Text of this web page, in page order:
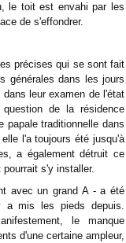
le toit est envahi par les
de s'effondrer.
précises qui se sont fait
générales dans les jours
leur examen de l'état
de la résidence
papale traditionnelle dans
l'a toujours été jusqu'à
a également détruit ce
s'y installer.
avec un grand A - a été
mis les pieds depuis.
le manque
d'une certaine ampleur,